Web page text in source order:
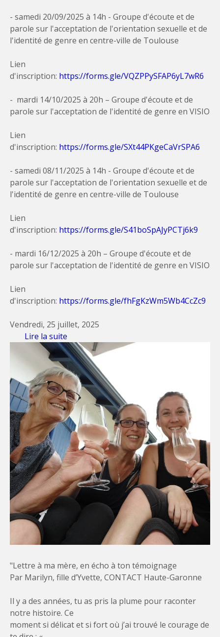
- samedi 20/09/2025 à 14h - Groupe d'écoute et de
parole sur l'acceptation de l'orientation sexuelle et de
l'identité de genre en centre-ville de Toulouse
Lien
d'inscription: https://forms.gle/VQZPPySFAP6yL7wR6
- mardi 14/10/2025 à 20h – Groupe d'écoute et de
parole sur l'acceptation de l'identité de genre en VISIO
Lien
d'inscription: https://forms.gle/SXt44PKgeCaVrSPA6
- samedi 08/11/2025 à 14h - Groupe d'écoute et de
parole sur l'acceptation de l'orientation sexuelle et de
l'identité de genre en centre-ville de Toulouse
Lien
d'inscription: https://forms.gle/S41boSpAJyPCTj6k9
- mardi 16/12/2025 à 20h – Groupe d'écoute et de
parole sur l'acceptation de l'identité de genre en VISIO
Lien
d'inscription: https://forms.gle/fhFgKzWm5Wb4CcZc9
Vendredi, 25 juillet, 2025
Lire la suite
programme automne 2025
"Lettre à ma mère, en écho à ton témoignage
Par Marilyn, fille d’Yvette, CONTACT Haute-Garonne
Il y a des années, tu as pris la plume pour raconter
notre histoire. Ce
moment si délicat et si fort où j’ai trouvé le courage de